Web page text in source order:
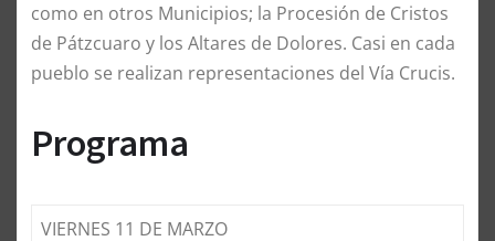
como en otros Municipios; la Procesión de Cristos
de Pátzcuaro y los Altares de Dolores. Casi en cada
pueblo se realizan representaciones del Vía Crucis.
Programa
VIERNES 11 DE MARZO